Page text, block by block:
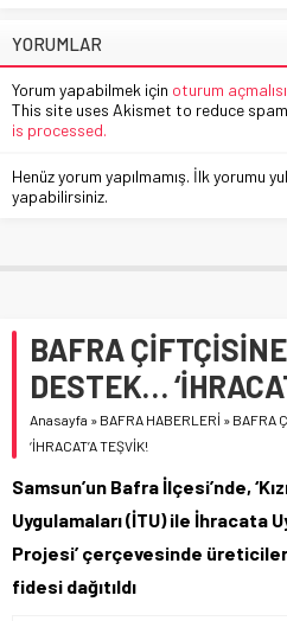
YORUMLAR
Yorum yapabilmek için oturum
This site uses Akismet to reduce
is processed.
Henüz yorum yapılmamış. İlk yorumu
yapabilirsiniz.
BAFRA
DESTEK…
Anasayfa » BAFRA HABERLERİ » BAFRA
‘İHRACAT’A TEŞVİK!
Samsun’un Bafra İlçesi’nde,
Uygulamaları (İTU) ile İhracata
Projesi’ çerçevesinde
fidesi dağıtıldı